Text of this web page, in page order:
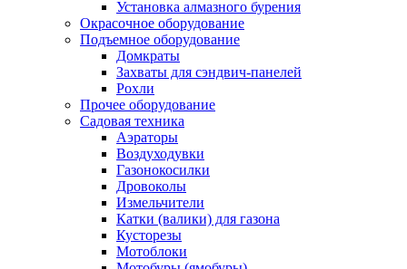
Установка алмазного бурения
Окрасочное оборудование
Подъемное оборудование
Домкраты
Захваты для сэндвич-панелей
Рохли
Прочее оборудование
Садовая техника
Аэраторы
Воздуходувки
Газонокосилки
Дровоколы
Измельчители
Катки (валики) для газона
Кусторезы
Мотоблоки